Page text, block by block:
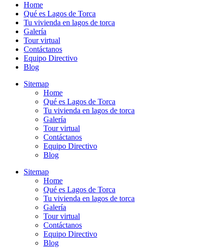
Home
Qué es Lagos de Torca
Tu vivienda en lagos de torca
Galería
Tour virtual
Contáctanos
Equipo Directivo
Blog
Sitemap
Home
Qué es Lagos de Torca
Tu vivienda en lagos de torca
Galería
Tour virtual
Contáctanos
Equipo Directivo
Blog
Sitemap
Home
Qué es Lagos de Torca
Tu vivienda en lagos de torca
Galería
Tour virtual
Contáctanos
Equipo Directivo
Blog